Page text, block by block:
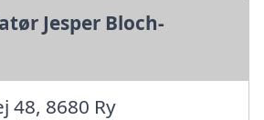
Jesper Bloch-
48, 8680 Ry